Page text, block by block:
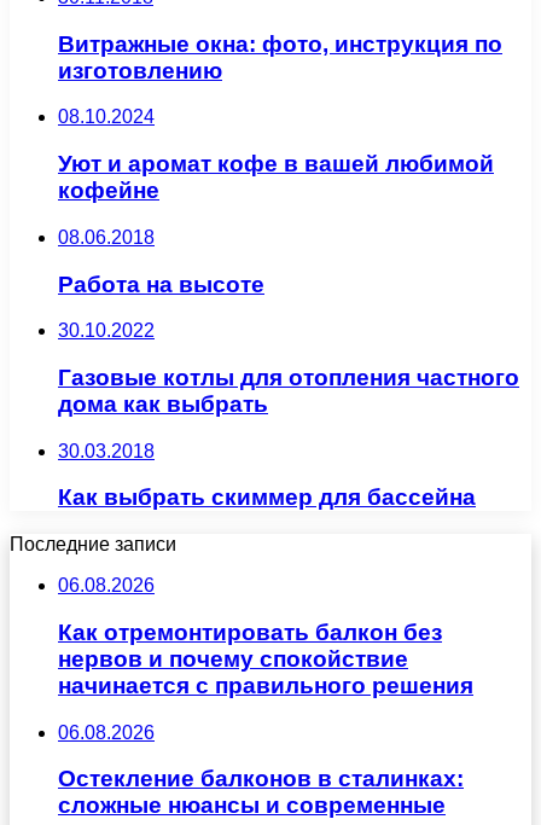
Витражные окна: фото, инструкция по
изготовлению
08.10.2024
Уют и аромат кофе в вашей любимой
кофейне
08.06.2018
Работа на высоте
30.10.2022
Газовые котлы для отопления частного
дома как выбрать
30.03.2018
Как выбрать скиммер для бассейна
Последние записи
06.08.2026
Как отремонтировать балкон без
нервов и почему спокойствие
начинается с правильного решения
06.08.2026
Остекление балконов в сталинках:
сложные нюансы и современные